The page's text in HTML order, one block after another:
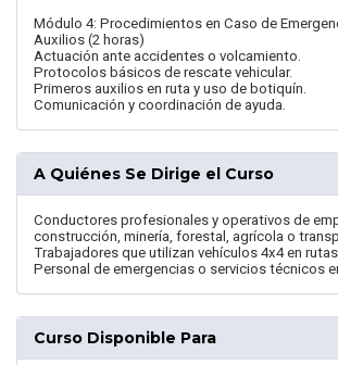
Módulo 4: Procedimientos en Caso de
Auxilios (2 horas)
Actuación ante accidentes o volcamiento.
Protocolos básicos de rescate vehicular.
Primeros auxilios en ruta y uso de botiquín.
Comunicación y coordinación de ayuda.
A Quiénes Se Dirige el Curso
Conductores profesionales y operativos de
construcción, minería, forestal, agrícola o
Trabajadores que utilizan vehículos 4x4 en
Personal de emergencias o servicios técnicos
Curso Disponible Para